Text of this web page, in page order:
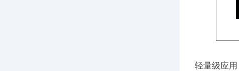
轻量级应